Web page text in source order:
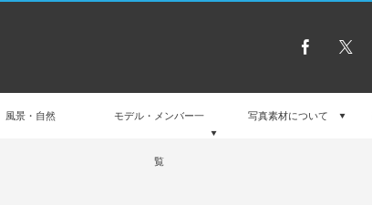
風景・自然 モデル・メンバー一
覧
写真素材について